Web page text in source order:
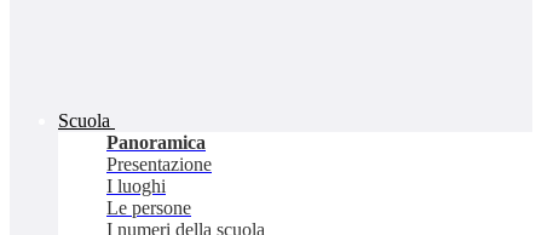
Scuola
Panoramica
Presentazione
I luoghi
Le persone
I numeri della scuola